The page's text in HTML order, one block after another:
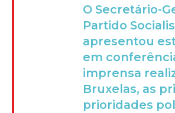
O Secretário-
Partido
apresentou
em
imprensa
Bruxelas, as
prioridades